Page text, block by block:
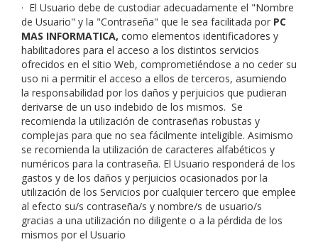
· El Usuario debe de custodiar adecuadamente el "Nombre
de Usuario" y la "Contraseña" que le sea facilitada por PC
MAS INFORMATICA, como elementos identificadores y
habilitadores para el acceso a los distintos servicios
ofrecidos en el sitio Web, comprometiéndose a no ceder su
uso ni a permitir el acceso a ellos de terceros, asumiendo
la responsabilidad por los daños y perjuicios que pudieran
derivarse de un uso indebido de los mismos. Se
recomienda la utilización de contraseñas robustas y
complejas para que no sea fácilmente inteligible. Asimismo
se recomienda la utilización de caracteres alfabéticos y
numéricos para la contraseña. El Usuario responderá de los
gastos y de los daños y perjuicios ocasionados por la
utilización de los Servicios por cualquier tercero que emplee
al efecto su/s contraseña/s y nombre/s de usuario/s
gracias a una utilización no diligente o a la pérdida de los
mismos por el Usuario